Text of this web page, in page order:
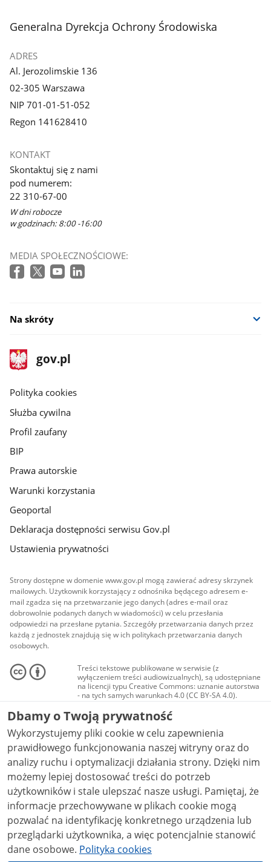
stopka
Generalna Dyrekcja Ochrony Środowiska
ADRES
Al. Jerozolimskie 136
02-305 Warszawa
NIP 701-01-51-052
Regon 141628410
KONTAKT
Skontaktuj się z nami
pod numerem:
22 310-67-00
W dni robocze
w godzinach: 8:00 -16:00
MEDIA SPOŁECZNOŚCIOWE:
Na skróty
stopka
gov.pl
Strona
gov.pl
gov.pl
Polityka cookies
Służba cywilna
Profil zaufany
BIP
Prawa autorskie
Warunki korzystania
Geoportal
Deklaracja dostępności serwisu Gov.pl
Ustawienia prywatności
Strony dostępne w domenie www.gov.pl mogą zawierać adresy skrzynek
mailowych. Użytkownik korzystający z odnośnika będącego adresem e-
mail zgadza się na przetwarzanie jego danych (adres e-mail oraz
dobrowolnie podanych danych w wiadomości) w celu przesłania
odpowiedzi na przesłane pytania. Szczegóły przetwarzania danych przez
każdą z jednostek znajdują się w ich politykach przetwarzania danych
osobowych.
Treści tekstowe publikowane w serwisie (z
wyłączeniem treści audiowizualnych), są udostępniane
na licencji typu Creative Commons: uznanie autorstwa
- na tych samych warunkach 4.0 (CC BY-SA 4.0).
Materiały audiowizualne, w tym zdjęcia, materiały
audio i wideo, są udostępniane na licencji typu
Creative Commons: uznanie autorstwa użycie
niekomercyjne - bez utworów zależnych 4.0 (CC BY-
NC-ND 4.0), o ile nie jest to stwierdzone inaczej.
Dbamy o Twoją prywatność
Wykorzystujemy pliki cookie w celu zapewnienia
prawidłowego funkcjonowania naszej witryny oraz do
analizy ruchu i optymalizacji działania strony. Dzięki nim
możemy lepiej dostosować treści do potrzeb
użytkowników i stale ulepszać nasze usługi. Pamiętaj, że
informacje przechowywane w plikach cookie mogą
pozwalać na identyfikację konkretnego urządzenia lub
przeglądarki użytkownika, a więc potencjalnie stanowić
dane osobowe. Polityka cookies